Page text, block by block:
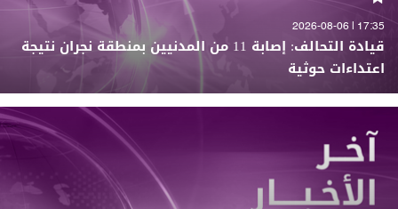
17:35 | 2026-08-06
قيادة التحالف: إصابة 11 من المدنيين بمنطقة نجران نتيجة
اعتداءات حوثية